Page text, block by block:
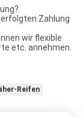
Zahlung
wir flexible
etc. annehmen.
Reifen